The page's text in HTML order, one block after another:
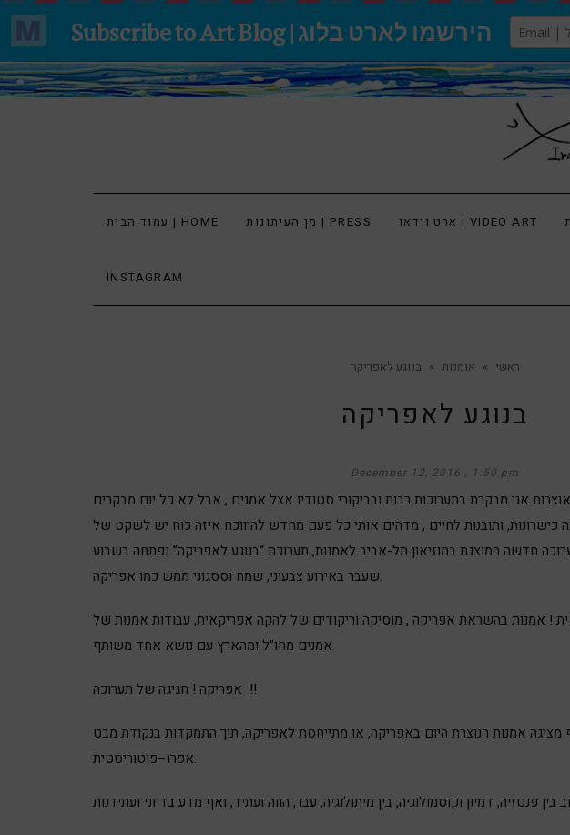
עמוד הבית | HOME מן העיתונות | PRESS ארט וידאו | VIDEO ART
INSTAGRAM
ראשי » אומנות » בנוגע לאפריקה
בנוגע לאפריקה
December 12, 2016 1:50 pm
אני מבקרת בתערוכות רבות ובביקורי סטודיו אצל אמנים , אבל לא כל יום מבקרים
ותובנות לחיים , מדהים אותי כל פעם מחדש להיווכח איזה כוח יש לשקט של
חדשה המוצגת במוזיאון תל-אביב לאמנות, תערוכת “בנוגע לאפריקה” נפתחה בשבוע
שעבר באירוע צבעוני, שמח וססגוני ממש כמו אפריקה.
! אמנות בהשראת אפריקה , מוסיקה וריקודים של להקה אפריקאית, עבודות אמנות של
אמנים מחו”ל ומהארץ עם נושא אחד משותף
אפריקה ! חגיגה של תערוכה !!
אמנות הנוצרת היום באפריקה, או מתייחסת לאפריקה, תוך התמקדות בנקודת מבט
אפרו–פוטוריסטית.